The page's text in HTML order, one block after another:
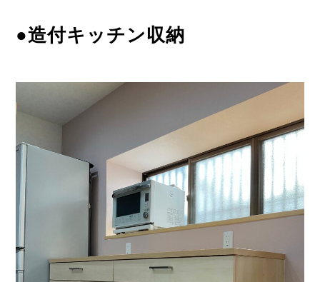
●造付キッチン収納